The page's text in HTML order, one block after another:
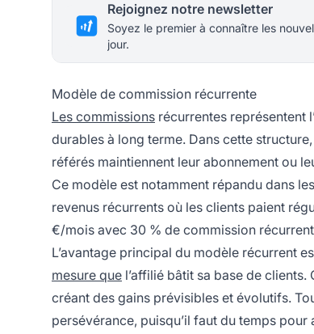
Rejoignez notre newsletter
Soyez le premier à connaître les
jour.
Modèle de commission récurrente
Les commissions récurrentes représentent
durables à long terme. Dans cette
référés maintiennent leur abonnement ou
Ce modèle est notamment répandu dans
revenus récurrents où les clients paient
€/mois avec 30 % de commission
L’avantage principal du modèle récurrent
mesure que l’affilié bâtit sa base de
créant des gains prévisibles et évolutifs.
persévérance, puisqu’il faut du temps